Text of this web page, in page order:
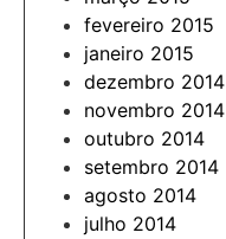
fevereiro 2015
janeiro 2015
dezembro 2014
novembro 2014
outubro 2014
setembro 2014
agosto 2014
julho 2014